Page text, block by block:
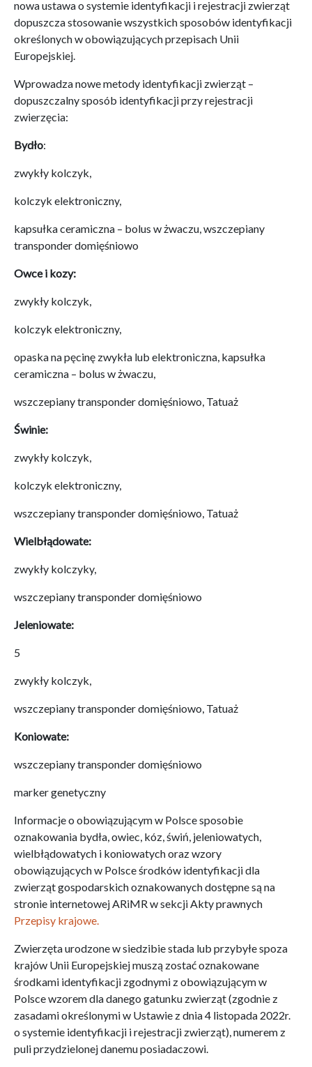
nowa ustawa o systemie identyfikacji i rejestracji zwierząt
dopuszcza stosowanie wszystkich sposobów identyfikacji
określonych w obowiązujących przepisach Unii
Europejskiej.
Wprowadza nowe metody identyfikacji zwierząt –
dopuszczalny sposób identyfikacji przy rejestracji
zwierzęcia:
Bydło:
zwykły kolczyk,
kolczyk elektroniczny,
kapsułka ceramiczna – bolus w żwaczu, wszczepiany
transponder domięśniowo
Owce i kozy:
zwykły kolczyk,
kolczyk elektroniczny,
opaska na pęcinę zwykła lub elektroniczna, kapsułka
ceramiczna – bolus w żwaczu,
wszczepiany transponder domięśniowo, Tatuaż
Świnie:
zwykły kolczyk,
kolczyk elektroniczny,
wszczepiany transponder domięśniowo, Tatuaż
Wielbłądowate:
zwykły kolczyky,
wszczepiany transponder domięśniowo
Jeleniowate:
5
zwykły kolczyk,
wszczepiany transponder domięśniowo, Tatuaż
Koniowate:
wszczepiany transponder domięśniowo
marker genetyczny
Informacje o obowiązującym w Polsce sposobie
oznakowania bydła, owiec, kóz, świń, jeleniowatych,
wielbłądowatych i koniowatych oraz wzory
obowiązujących w Polsce środków identyfikacji dla
zwierząt gospodarskich oznakowanych dostępne są na
stronie internetowej ARiMR w sekcji Akty prawnych
Przepisy krajowe.
Zwierzęta urodzone w siedzibie stada lub przybyłe spoza
krajów Unii Europejskiej muszą zostać oznakowane
środkami identyfikacji zgodnymi z obowiązującym w
Polsce wzorem dla danego gatunku zwierząt (zgodnie z
zasadami określonymi w Ustawie z dnia 4 listopada 2022r.
o systemie identyfikacji i rejestracji zwierząt), numerem z
puli przydzielonej danemu posiadaczowi.